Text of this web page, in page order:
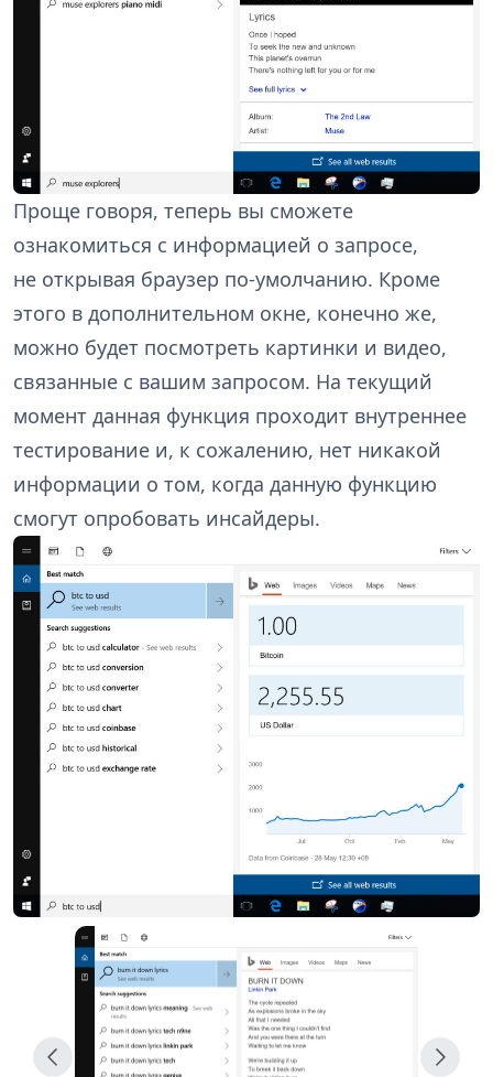
Проще говоря, теперь вы сможете
ознакомиться с информацией о запросе,
не открывая браузер по-умолчанию. Кроме
этого в дополнительном окне, конечно же,
можно будет посмотреть картинки и видео,
связанные с вашим запросом. На текущий
момент данная функция проходит внутреннее
тестирование и, к сожалению, нет никакой
информации о том, когда данную функцию
смогут опробовать инсайдеры.